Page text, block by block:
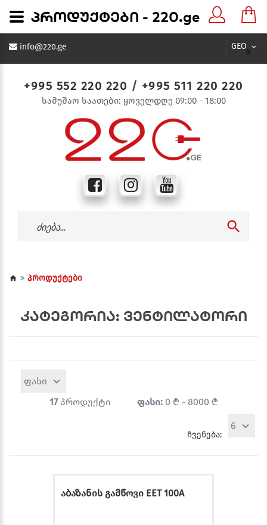
GEO
0
info@220.ge
+995 552 220 220 / +995 511 220 220
სამუშაო საათები: ყოველდღე 09:00 - 18:00
პროდუქტები
კატეგორია: ვენტილატორი
ფასი
17პროდუქტი ფასი:0 ₾ - 8000 ₾
ჩვენება:
6
აბაზანის გამწოვი EET 100A
პროდუქტები - 220.ge